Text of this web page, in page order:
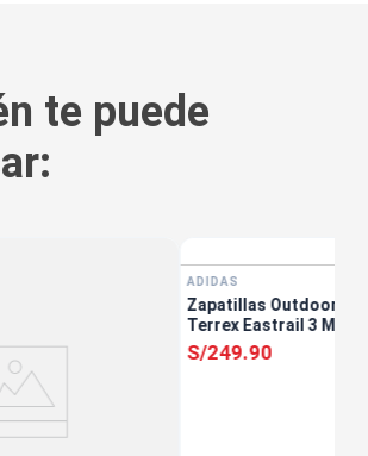
te puede
ADIDAS
Zapatillas Outdoor
Terrex Eastrail 3
S/249.90